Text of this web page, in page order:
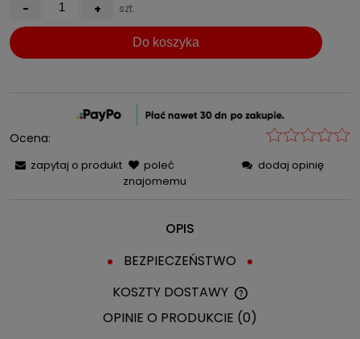
- + szt.
Do koszyka
Ocena:
zapytaj o produkt
poleć
znajomemu
dodaj opinię
OPIS
BEZPIECZEŃSTWO
KOSZTY DOSTAWY
CENA NIE ZAWIERA
KOSZTÓW
OPINIE O PRODUKCIE (0)